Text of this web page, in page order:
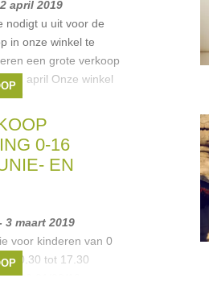
april 2019
nodigt u uit voor de
in onze winkel te
een grote verkoop
22 april Onze winkel
, Liu Jo
0-16
EN
3 maart 2019
voor kinderen van 0
10.30 tot 17.30
01/03/19 van